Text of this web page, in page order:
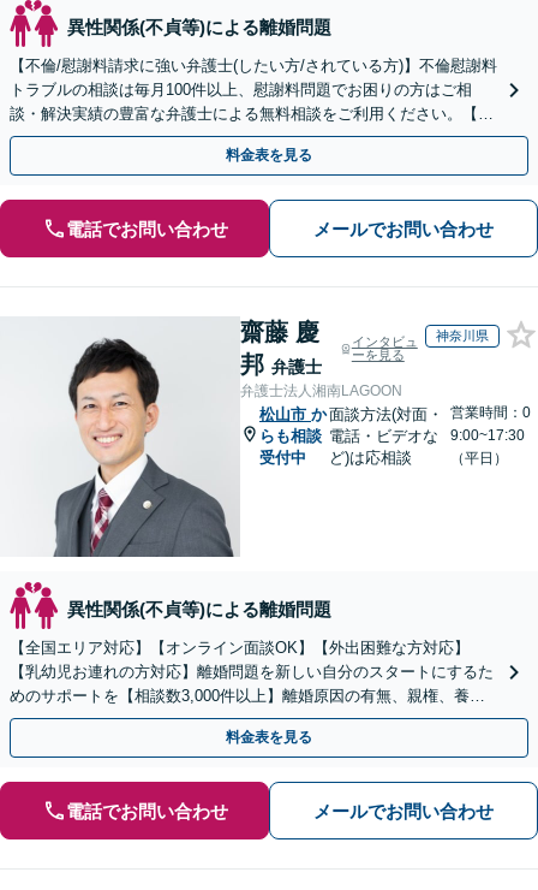
異性関係(不貞等)による離婚問題
【不倫/慰謝料請求に強い弁護士(したい方/されている方)】不倫慰謝料
トラブルの相談は毎月100件以上、慰謝料問題でお困りの方はご相
談・解決実績の豊富な弁護士による無料相談をご利用ください。【不
倫相談は初回0円】【全国対応】
料金表を見る
電話でお問い合わせ メールでお問い合わせ
齋藤 慶
邦 弁護士
インタビュ
ーを見る
神奈川県
弁護士法人湘南LAGOON
松山市 か
らも相談
受付中
面談方法(対面・
電話・ビデオな
ど)は応相談
営業時間：0
9:00~17:30
（平日）
異性関係(不貞等)による離婚問題
【全国エリア対応】【オンライン面談OK】【外出困難な方対応】
【乳幼児お連れの方対応】離婚問題を新しい自分のスタートにするた
めのサポートを【相談数3,000件以上】離婚原因の有無、親権、養育
費、財産分与、慰謝料請求【夜間・休日相談可】
料金表を見る
電話でお問い合わせ メールでお問い合わせ